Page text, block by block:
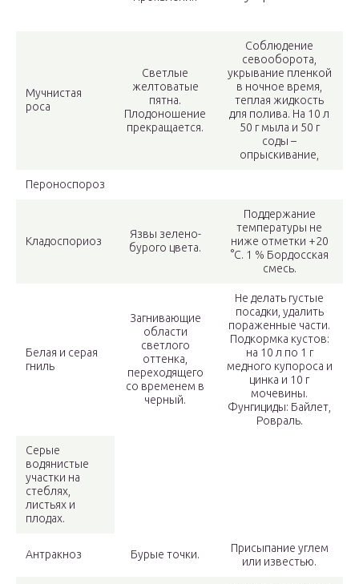
Мучнистая
роса
Светлые
желтоватые
пятна.
Плодоношение
прекращается.
Соблюдение
севооборота,
укрывание пленкой
в ночное время,
теплая жидкость
для полива. На 10 л
50 г мыла и 50 г
соды –
опрыскивание,
Пероноспороз
Кладоспориоз
Язвы зелено-
бурого цвета.
Поддержание
температуры не
ниже отметки +20
°C. 1 % Бордосская
смесь.
Белая и серая
гниль
Загнивающие
области
светлого
оттенка,
переходящего
со временем в
черный.
Не делать густые
посадки, удалить
пораженные части.
Подкормка кустов:
на 10 л по 1 г
медного купороса и
цинка и 10 г
мочевины.
Фунгициды: Байлет,
Ровраль.
Серые
водянистые
участки на
стеблях,
листьях и
плодах.
Антракноз Бурые точки.
Присыпание углем
или известью.